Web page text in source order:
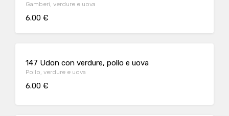
Gamberi, verdure e uova
6.00 €
147 Udon con verdure, pollo e uova
Pollo, verdure e uova
6.00 €